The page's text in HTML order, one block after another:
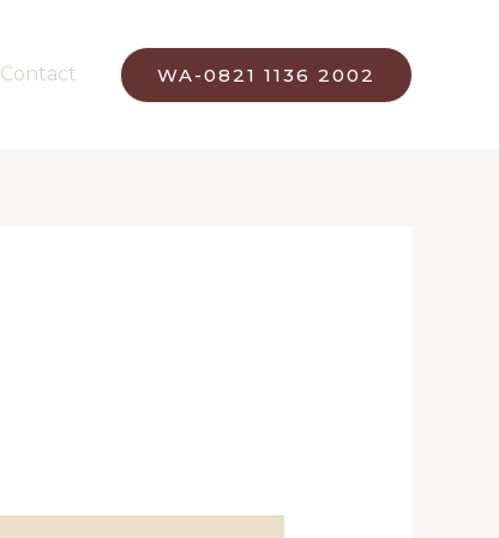
Contact WA-0821 1136 2002